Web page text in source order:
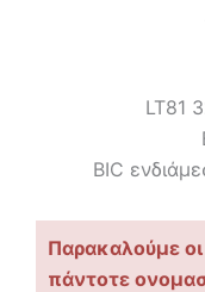
LT81
BIC
Παρακαλούμε οι
πάντοτε